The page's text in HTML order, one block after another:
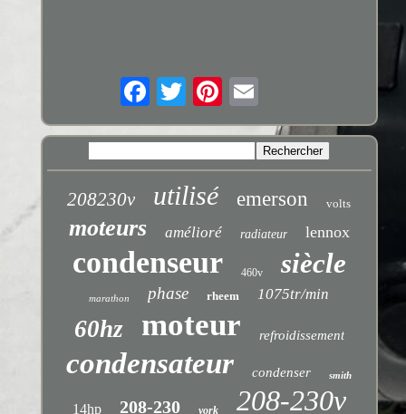
208230v utilisé emerson volts
moteurs amélioré radiateur lennox
condenseur 460v siècle
marathon phase rheem 1075tr/min
60hz moteur refroidissement
condensateur condenser smith
14hp 208-230 york 208-230v